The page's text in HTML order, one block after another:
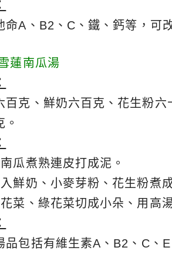
命A、B2、C、鐵、鈣等，可
蓮南瓜湯
百克、鮮奶六百克、花生粉
。
瓜煮熟連皮打成泥。
鮮奶、小麥芽粉、花生粉煮
菜、綠花菜切成小朵、用高
品包括有維生素A、B2、C、